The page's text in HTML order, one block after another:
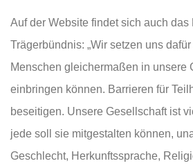
Auf der Website findet sich auch das
Trägerbündnis: „Wir setzen uns
Menschen gleichermaßen in unsere
einbringen können. Barrieren für
beseitigen. Unsere Gesellschaft ist
jede soll sie mitgestalten können,
Geschlecht, Herkunftssprache,